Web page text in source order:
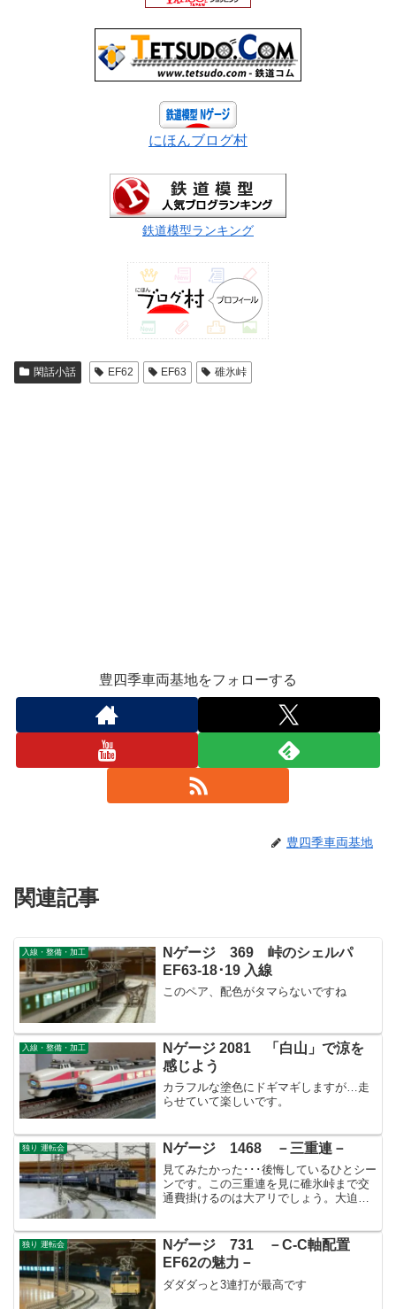
にほんブログ村
鉄道模型ランキング
閑話小話 EF62 EF63 碓氷峠
豊四季車両基地をフォローする
豊四季車両基地
関連記事
入線・整備・加工
Nゲージ 369 峠のシェルパ
EF63-18･19 入線
このペア、配色がタマらないですね
入線・整備・加工
Nゲージ 2081 「白山」で涼を
感じよう
カラフルな塗色にドギマギしますが…走
らせていて楽しいです。
独り 運転会 Nゲージ 1468 －三重連－
見てみたかった･･･後悔しているひとシー
ンです。この三重連を見に碓氷峠まで交
通費掛けるのは大アリでしょう。大迫力
独り 運転会
Nゲージ 731 －C-C軸配置
EF62の魅力－
ダダダっと3連打が最高です